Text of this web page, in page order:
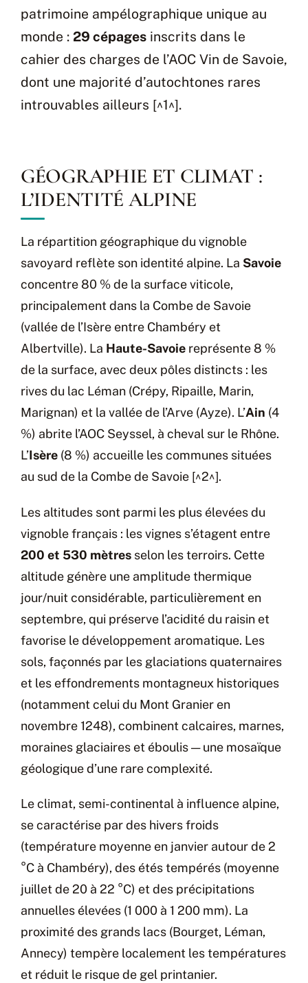
patrimoine ampélographique unique au
monde : 29 cépages inscrits dans le
cahier des charges de l’AOC Vin de Savoie,
dont une majorité d’autochtones rares
introuvables ailleurs [^1^].
GÉOGRAPHIE ET CLIMAT :
L’IDENTITÉ ALPINE
La répartition géographique du vignoble
savoyard reflète son identité alpine. La Savoie
concentre 80 % de la surface viticole,
principalement dans la Combe de Savoie
(vallée de l’Isère entre Chambéry et
Albertville). La Haute-Savoie représente 8 %
de la surface, avec deux pôles distincts : les
rives du lac Léman (Crépy, Ripaille, Marin,
Marignan) et la vallée de l’Arve (Ayze). L’Ain (4
%) abrite l’AOC Seyssel, à cheval sur le Rhône.
L’Isère (8 %) accueille les communes situées
au sud de la Combe de Savoie [^2^].
Les altitudes sont parmi les plus élevées du
vignoble français : les vignes s’étagent entre
200 et 530 mètres selon les terroirs. Cette
altitude génère une amplitude thermique
jour/nuit considérable, particulièrement en
septembre, qui préserve l’acidité du raisin et
favorise le développement aromatique. Les
sols, façonnés par les glaciations quaternaires
et les effondrements montagneux historiques
(notamment celui du Mont Granier en
novembre 1248), combinent calcaires, marnes,
moraines glaciaires et éboulis — une mosaïque
géologique d’une rare complexité.
Le climat, semi-continental à influence alpine,
se caractérise par des hivers froids
(température moyenne en janvier autour de 2
°C à Chambéry), des étés tempérés (moyenne
juillet de 20 à 22 °C) et des précipitations
annuelles élevées (1 000 à 1 200 mm). La
proximité des grands lacs (Bourget, Léman,
Annecy) tempère localement les températures
et réduit le risque de gel printanier.